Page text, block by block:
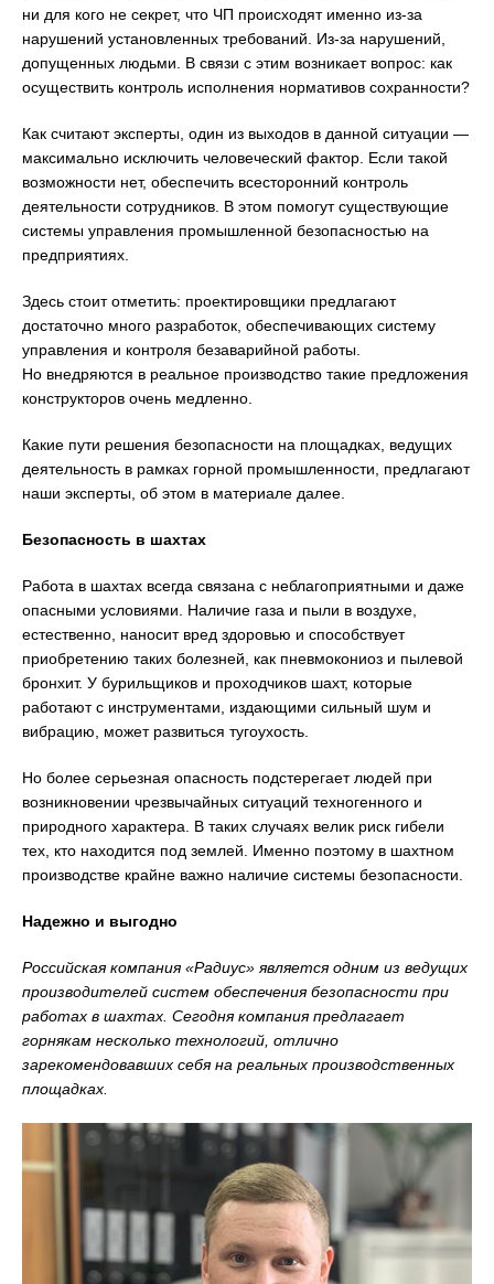
ни для кого не секрет, что ЧП происходят именно из-за
нарушений установленных требований. Из-за нарушений,
допущенных людьми. В связи с этим возникает вопрос: как
осуществить контроль исполнения нормативов сохранности?
Как считают эксперты, один из выходов в данной ситуации —
максимально исключить человеческий фактор. Если такой
возможности нет, обеспечить всесторонний контроль
деятельности сотрудников. В этом помогут существующие
системы управления промышленной безопасностью на
предприятиях.
Здесь стоит отметить: проектировщики предлагают
достаточно много разработок, обеспечивающих систему
управления и контроля безаварийной работы.
Но внедряются в реальное производство такие предложения
конструкторов очень медленно.
Какие пути решения безопасности на площадках, ведущих
деятельность в рамках горной промышленности, предлагают
наши эксперты, об этом в материале далее.
Безопасность в шахтах
Работа в шахтах всегда связана с неблагоприятными и даже
опасными условиями. Наличие газа и пыли в воздухе,
естественно, наносит вред здоровью и способствует
приобретению таких болезней, как пневмокониоз и пылевой
бронхит. У бурильщиков и проходчиков шахт, которые
работают с инструментами, издающими сильный шум и
вибрацию, может развиться тугоухость.
Но более серьезная опасность подстерегает людей при
возникновении чрезвычайных ситуаций техногенного и
природного характера. В таких случаях велик риск гибели
тех, кто находится под землей. Именно поэтому в шахтном
производстве крайне важно наличие системы безопасности.
Надежно и выгодно
Российская компания «Радиус» является одним из ведущих
производителей систем обеспечения безопасности при
работах в шахтах. Сегодня компания предлагает
горнякам несколько технологий, отлично
зарекомендовавших себя на реальных производственных
площадках.